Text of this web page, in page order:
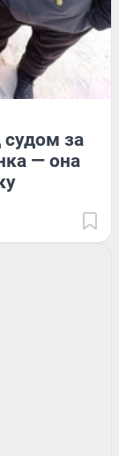
судом за
— она